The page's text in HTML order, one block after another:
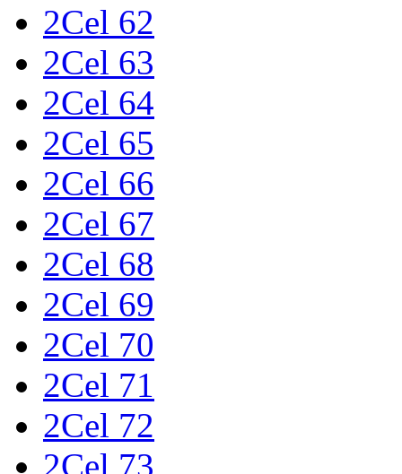
2Cel 62
2Cel 63
2Cel 64
2Cel 65
2Cel 66
2Cel 67
2Cel 68
2Cel 69
2Cel 70
2Cel 71
2Cel 72
2Cel 73